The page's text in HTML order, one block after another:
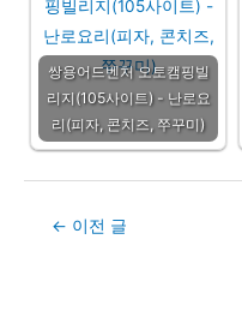
쌍용어드벤처 오토캠핑빌
리지(105사이트) - 난로요
리(피자, 콘치즈, 쭈꾸미)
Post← 이전 글